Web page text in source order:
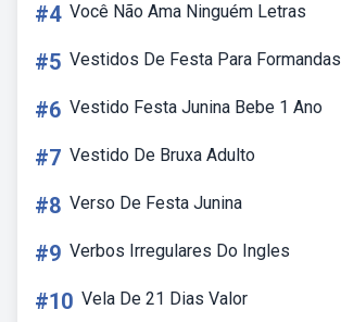
#4 Você Não Ama Ninguém Letras
#5 Vestidos De Festa Para Formandas
#6 Vestido Festa Junina Bebe 1 Ano
#7 Vestido De Bruxa Adulto
#8 Verso De Festa Junina
#9 Verbos Irregulares Do Ingles
#10 Vela De 21 Dias Valor